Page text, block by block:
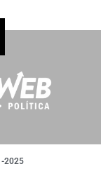
-2025